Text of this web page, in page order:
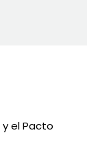
y el Pacto